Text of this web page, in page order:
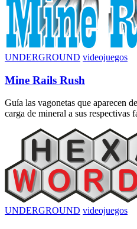
UNDERGROUND videojuegos
Mine Rails Rush
Guía las vagonetas que aparecen
carga de mineral a sus respectivas
UNDERGROUND videojuegos